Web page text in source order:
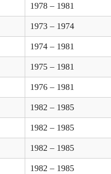
1978 – 1981
1973 – 1974
1974 – 1981
1975 – 1981
1976 – 1981
1982 – 1985
1982 – 1985
1982 – 1985
1982 – 1985